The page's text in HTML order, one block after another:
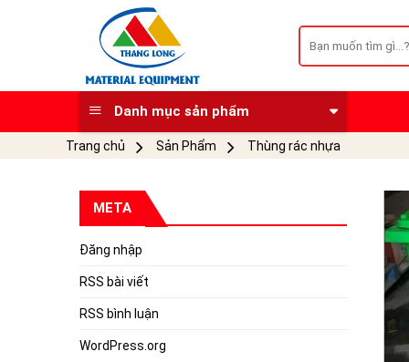
kiếm:
Danh mục sản phẩm
Trang chủ Sản Phẩm Thùng rác nhựa
META
Đăng nhập
RSS bài viết
RSS bình luận
WordPress.org